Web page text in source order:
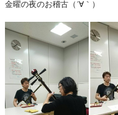
金曜の夜のお稽古（´∀｀）